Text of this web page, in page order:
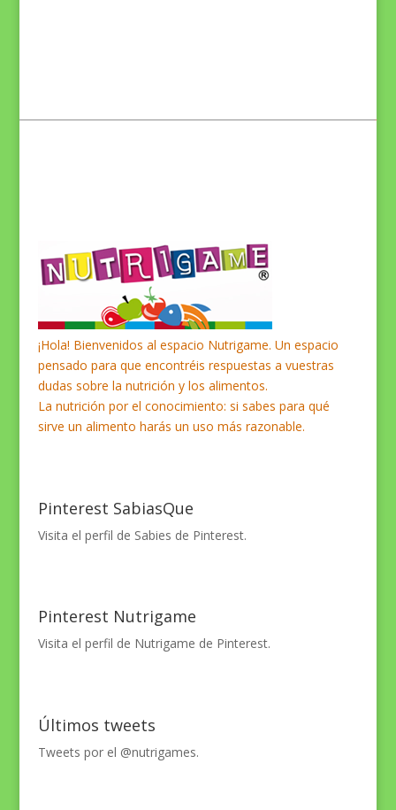
¡Hola! Bienvenidos al espacio Nutrigame. Un espacio
pensado para que encontréis respuestas a vuestras
dudas sobre la nutrición y los alimentos.
La nutrición por el conocimiento: si sabes para qué
sirve un alimento harás un uso más razonable.
Pinterest SabiasQue
Visita el perfil de Sabies de Pinterest.
Pinterest Nutrigame
Visita el perfil de Nutrigame de Pinterest.
Últimos tweets
Tweets por el @nutrigames.